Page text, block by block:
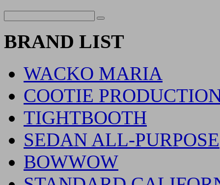
BRAND LIST
WACKO MARIA
COOTIE
TIGHTBOOTH
SEDAN ALL-PURPOSE
BOWWOW